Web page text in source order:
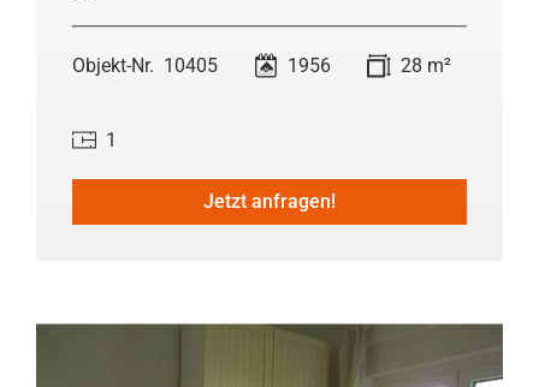
10405 1956 28 m²
1
Jetzt anfragen!